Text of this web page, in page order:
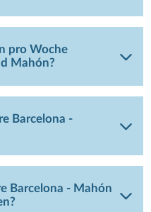
pro Woche
Mahón?
Barcelona -
Barcelona - Mahón